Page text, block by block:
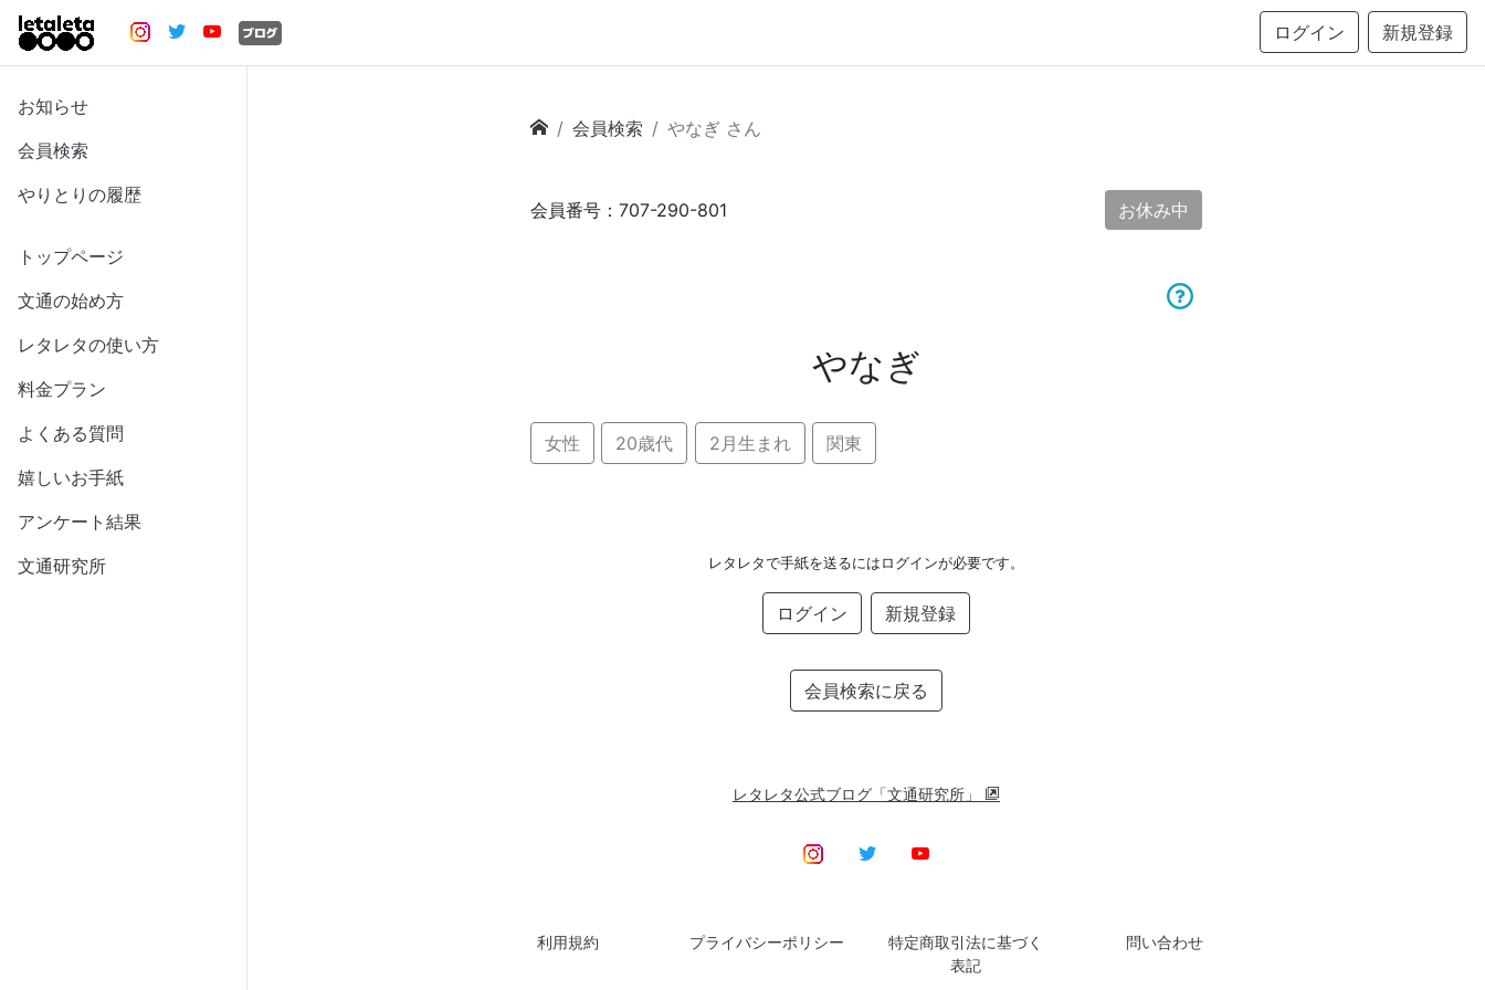
ログイン 新規登録
お知らせ
会員検索
やりとりの履歴
トップページ
文通の始め方
レタレタの使い方
料金プラン
よくある質問
嬉しいお手紙
アンケート結果
文通研究所
会員検索 やなぎ さん
会員番号：707-290-801 お休み中
やなぎ
女性 20歳代 2月生まれ 関東
レタレタで手紙を送るにはログインが必要です。
ログイン 新規登録
会員検索に戻る
レタレタ公式ブログ「文通研究所」
利用規約 プライバシーポリシー
特定商取引法に基づく
表記
問い合わせ